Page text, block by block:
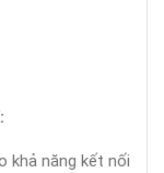
khả năng kết nối